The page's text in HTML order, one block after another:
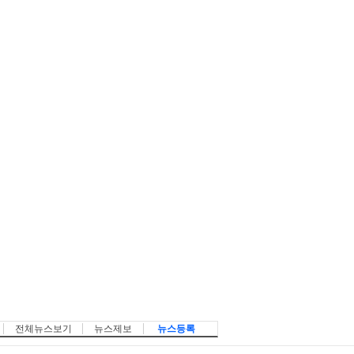
전체뉴스보기 뉴스제보 뉴스등록